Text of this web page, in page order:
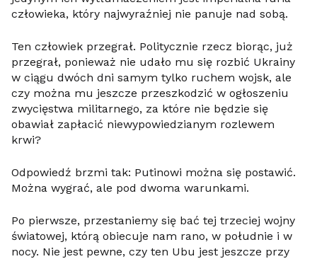
człowieka, który najwyraźniej nie panuje nad sobą.
Ten człowiek przegrał. Politycznie rzecz biorąc, już
przegrał, ponieważ nie udało mu się rozbić Ukrainy
w ciągu dwóch dni samym tylko ruchem wojsk, ale
czy można mu jeszcze przeszkodzić w ogłoszeniu
zwycięstwa militarnego, za które nie będzie się
obawiał zapłacić niewypowiedzianym rozlewem
krwi?
Odpowiedź brzmi tak: Putinowi można się postawić.
Można wygrać, ale pod dwoma warunkami.
Po pierwsze, przestaniemy się bać tej trzeciej wojny
światowej, którą obiecuje nam rano, w południe i w
nocy. Nie jest pewne, czy ten Ubu jest jeszcze przy